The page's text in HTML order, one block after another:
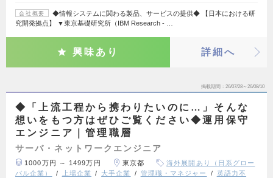
会社概要
◆情報システムに関わる製品、サービスの提供◆ 【日本における研
究開発拠点】 ▼東京基礎研究所（IBM Research - …
興味あり 詳細へ
掲載期間 26/07/28～26/08/10
◆「上流工程から携わりたいのに…」そんな
想いをもつ方はぜひご覧ください◆運用保守
エンジニア｜管理職層
サーバ・ネットワークエンジニア
1000万円 ～ 1499万円 東京都
海外展開あり（日系グロー
バル企業）
上場企業 大手企業 管理職・マネジャー
英語力不